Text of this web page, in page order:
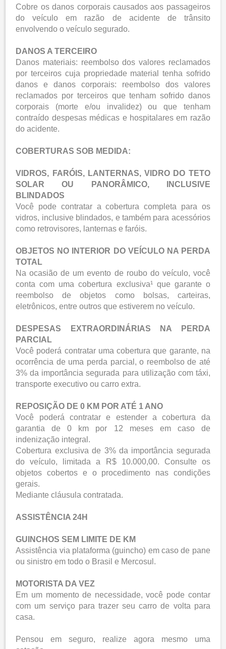
Cobre os danos corporais causados aos passageiros
do veículo em razão de acidente de trânsito
envolvendo o veículo segurado.
DANOS A TERCEIRO
Danos materiais: reembolso dos valores reclamados
por terceiros cuja propriedade material tenha sofrido
danos e danos corporais: reembolso dos valores
reclamados por terceiros que tenham sofrido danos
corporais (morte e/ou invalidez) ou que tenham
contraído despesas médicas e hospitalares em razão
do acidente.
COBERTURAS SOB MEDIDA:
VIDROS, FARÓIS, LANTERNAS, VIDRO DO TETO
SOLAR OU PANORÂMICO, INCLUSIVE
BLINDADOS
Você pode contratar a cobertura completa para os
vidros, inclusive blindados, e também para acessórios
como retrovisores, lanternas e faróis.
OBJETOS NO INTERIOR DO VEÍCULO NA PERDA
TOTAL
Na ocasião de um evento de roubo do veículo, você
conta com uma cobertura exclusiva¹ que garante o
reembolso de objetos como bolsas, carteiras,
eletrônicos, entre outros que estiverem no veículo.
DESPESAS EXTRAORDINÁRIAS NA PERDA
PARCIAL
Você poderá contratar uma cobertura que garante, na
ocorrência de uma perda parcial, o reembolso de até
3% da importância segurada para utilização com táxi,
transporte executivo ou carro extra.
REPOSIÇÃO DE 0 KM POR ATÉ 1 ANO
Você poderá contratar e estender a cobertura da
garantia de 0 km por 12 meses em caso de
indenização integral.
Cobertura exclusiva de 3% da importância segurada
do veículo, limitada a R$ 10.000,00. Consulte os
objetos cobertos e o procedimento nas condições
gerais.
Mediante cláusula contratada.
ASSISTÊNCIA 24H
GUINCHOS SEM LIMITE DE KM
Assistência via plataforma (guincho) em caso de pane
ou sinistro em todo o Brasil e Mercosul.
MOTORISTA DA VEZ
Em um momento de necessidade, você pode contar
com um serviço para trazer seu carro de volta para
casa.
Pensou em seguro, realize agora mesmo uma